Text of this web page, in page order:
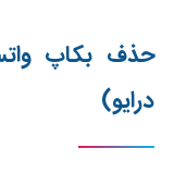
حذف بکاپ
درایو)